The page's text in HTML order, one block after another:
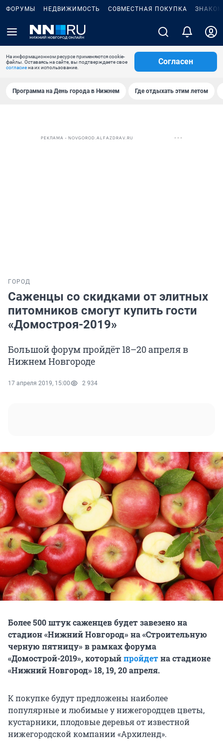
ФОРУМЫ НЕДВИЖИМОСТЬ СОВМЕСТНАЯ ПОКУПКА
На информационном ресурсе применяются cookie-
файлы. Оставаясь на сайте, вы подтверждаете свое
согласиена их использование.
Согласен
Программа на День города в Нижнем Где отдыхать этим летом
РЕКЛАМА • NOVGOROD.ALFAZDRAV.RU
ГОРОД
Саженцы со скидками от элитных
питомников смогут купить гости
«Домостроя-2019»
Большой форум пройдёт 18–20 апреля в
Нижнем Новгороде
17 апреля 2019, 15:00 2 934
Более 500 штук саженцев будет завезено на
стадион «Нижний Новгород» на «Строительную
черную пятницу» в рамках форума
«Домострой-2019», которыйпройдетна стадионе
«Нижний Новгород» 18, 19, 20 апреля.
К покупке будут предложены наиболее
популярные и любимые у нижегородцев цветы,
кустарники, плодовые деревья от известной
нижегородской компании «Архиленд».